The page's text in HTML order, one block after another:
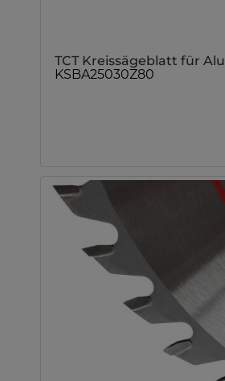
TCT Kreissägeblatt für Alu
KSBA25030Z80